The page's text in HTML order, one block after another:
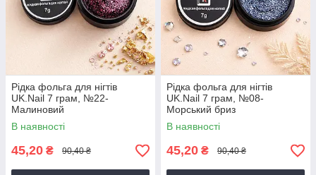
Рідка фольга для нігтів
UK.Nail 7 грам, №22-
Малиновий
В наявності
45,20 ₴ 90,40 ₴
Рідка фольга для нігтів
UK.Nail 7 грам, №08-
Морський бриз
В наявності
45,20 ₴ 90,40 ₴